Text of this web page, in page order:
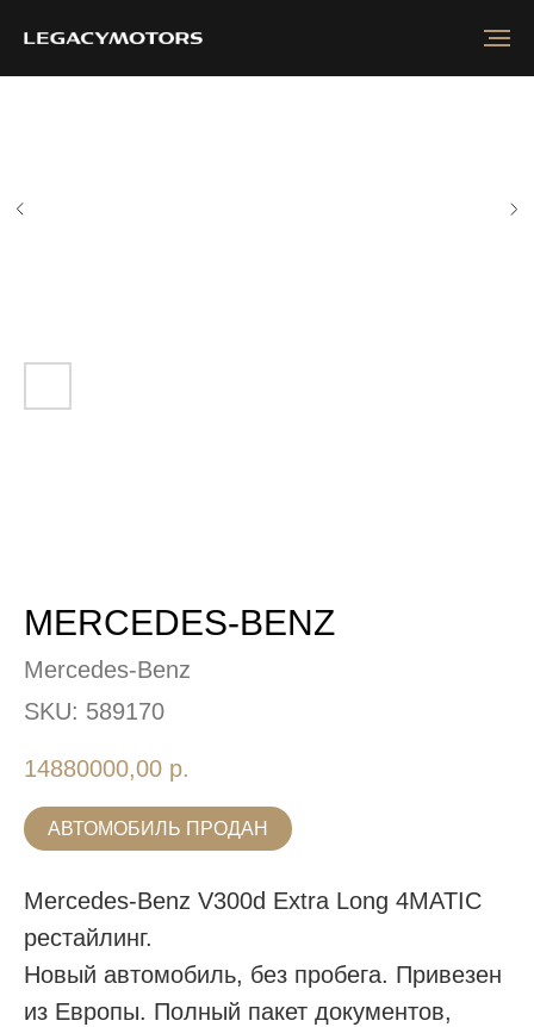
MERCEDES-BENZ
Mercedes-Benz
SKU: 589170
14880000,00 р.
АВТОМОБИЛЬ ПРОДАН
Mercedes-Benz V300d Extra Long 4MATIC
рестайлинг.
Новый автомобиль, без пробега. Привезен
из Европы. Полный пакет документов,